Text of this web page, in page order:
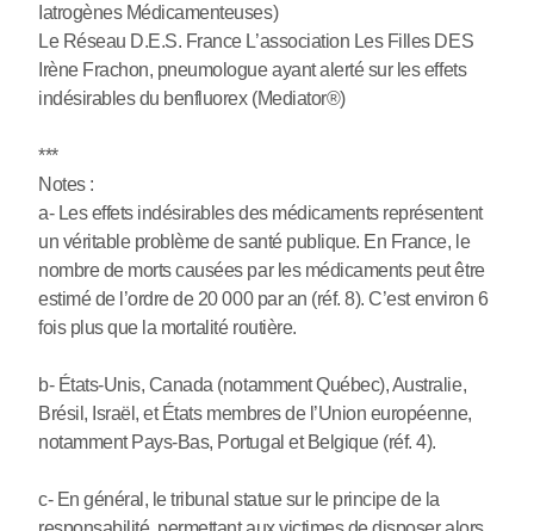
Iatrogènes Médicamenteuses)
Le Réseau D.E.S. France L’association Les Filles DES
Irène Frachon, pneumologue ayant alerté sur les effets
indésirables du benfluorex (Mediator®)
***
Notes :
a- Les effets indésirables des médicaments représentent
un véritable problème de santé publique. En France, le
nombre de morts causées par les médicaments peut être
estimé de l’ordre de 20 000 par an (réf. 8). C’est environ 6
fois plus que la mortalité routière.
b- États-Unis, Canada (notamment Québec), Australie,
Brésil, Israël, et États membres de l’Union européenne,
notamment Pays-Bas, Portugal et Belgique (réf. 4).
c- En général, le tribunal statue sur le principe de la